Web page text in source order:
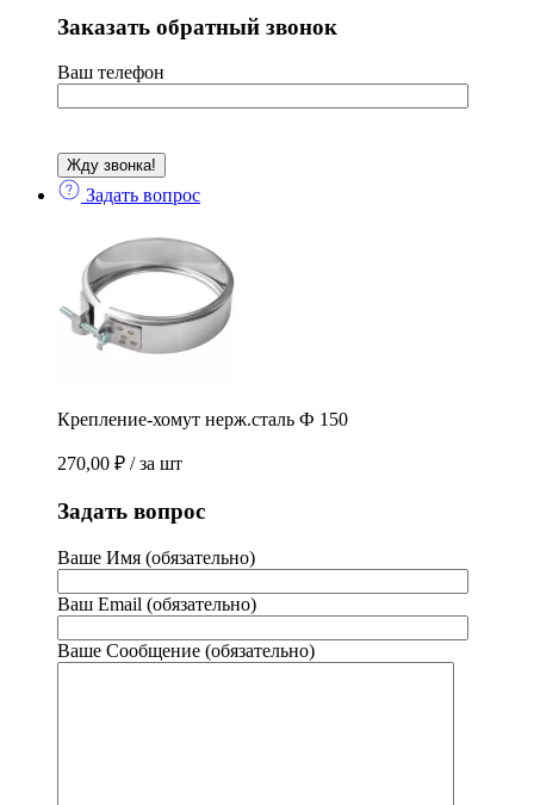
Заказать обратный звонок
Ваш телефон
Задать вопрос
Крепление-хомут нерж.сталь Ф 150
270,00 ₽ / за шт
Задать вопрос
Ваше Имя (обязательно)
Ваш Email (обязательно)
Ваше Сообщение (обязательно)